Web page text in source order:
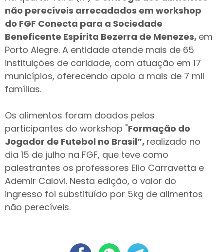
não perecíveis arrecadados em workshop
do FGF Conecta para a Sociedade
Beneficente Espírita Bezerra de Menezes, em
Porto Alegre. A entidade atende mais de 65
instituições de caridade, com atuação em 17
municípios, oferecendo apoio a mais de 7 mil
famílias.
Os alimentos foram doados pelos
participantes do workshop "Formação do
Jogador de Futebol no Brasil”, realizado no
dia 15 de julho na FGF, que teve como
palestrantes os professores Elio Carravetta e
Ademir Calovi. Nesta edição, o valor do
ingresso foi substituído por 5kg de alimentos
não perecíveis.